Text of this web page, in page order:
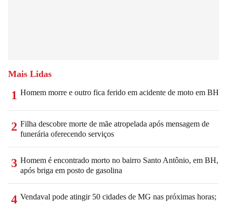
Mais Lidas
1 Homem morre e outro fica ferido em acidente de moto em BH
2 Filha descobre morte de mãe atropelada após mensagem de
funerária oferecendo serviços
3 Homem é encontrado morto no bairro Santo Antônio, em BH,
após briga em posto de gasolina
4 Vendaval pode atingir 50 cidades de MG nas próximas horas;